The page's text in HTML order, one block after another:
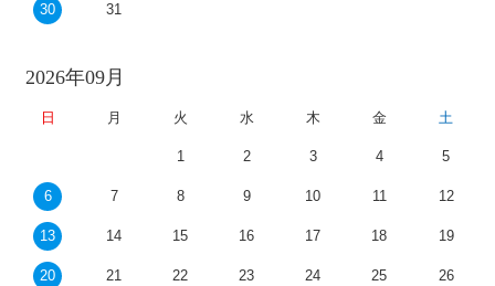
30 31
2026年09月
日 月 火 水 木 金 土
1 2 3 4 5
6 7 8 9 10 11 12
13 14 15 16 17 18 19
20 21 22 23 24 25 26